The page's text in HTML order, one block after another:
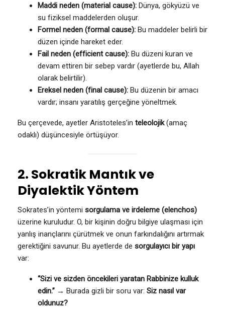
Maddi neden (material cause): Dünya, gökyüzü ve
su fiziksel maddelerden oluşur.
Formel neden (formal cause): Bu maddeler belirli bir
düzen içinde hareket eder.
Fail neden (efficient cause): Bu düzeni kuran ve
devam ettiren bir sebep vardır (ayetlerde bu, Allah
olarak belirtilir).
Ereksel neden (final cause): Bu düzenin bir amacı
vardır; insanı yaratılış gerçeğine yöneltmek.
Bu çerçevede, ayetler Aristoteles’in teleolojik(amaç
odaklı) düşüncesiyle örtüşüyor.
2. Sokratik Mantık ve
Diyalektik Yöntem
Sokrates’in yöntemi sorgulama ve irdeleme (elenchos)
üzerine kuruludur. O, bir kişinin doğru bilgiye ulaşması için
yanlış inançlarını çürütmek ve onun farkındalığını artırmak
gerektiğini savunur. Bu ayetlerde de sorgulayıcı bir yapı
var:
“Sizi ve sizden öncekileri yaratan Rabbinize kulluk
edin.” → Burada gizli bir soru var: Siz nasıl var
oldunuz?